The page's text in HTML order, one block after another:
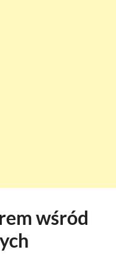
wśród